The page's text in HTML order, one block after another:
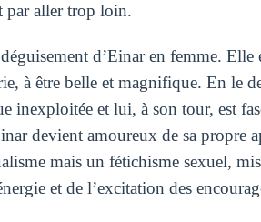
aller trop loin.
d’Einar en femme. Elle
à être belle et magnifique. En le
inexploitée et lui, à son tour, est
devient amoureux de sa propre
mais un fétichisme sexuel,
et de l’excitation des